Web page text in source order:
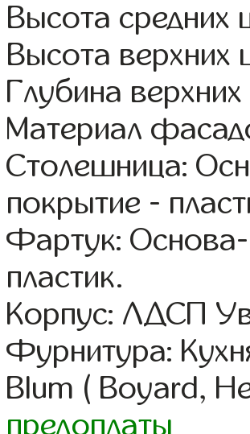
Высота
Высота
Глубина
Материал
Столешница:
покрытие -
Фартук:
пластик.
Корпус: ЛДСП
Фурнитура:
Blum ( Boyard,
предоплаты